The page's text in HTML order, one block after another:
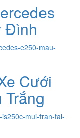
Đình
Cưới